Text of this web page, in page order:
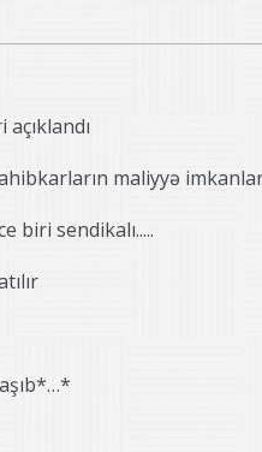
maliyyə
biri sendikalı.....